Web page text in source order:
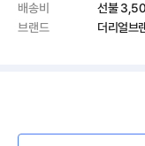
배송비
선불
브랜드
더리얼브